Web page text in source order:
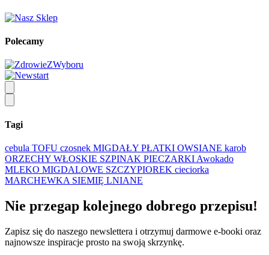
Polecamy
Tagi
cebula TOFU czosnek MIGDAŁY PŁATKI OWSIANE karob
ORZECHY WŁOSKIE SZPINAK PIECZARKI Awokado
MLEKO MIGDALOWE SZCZYPIOREK cieciorka
MARCHEWKA SIEMIĘ LNIANE
Nie przegap kolejnego dobrego przepisu!
Zapisz się do naszego newslettera i otrzymuj darmowe e-booki oraz
najnowsze inspiracje prosto na swoją skrzynkę.